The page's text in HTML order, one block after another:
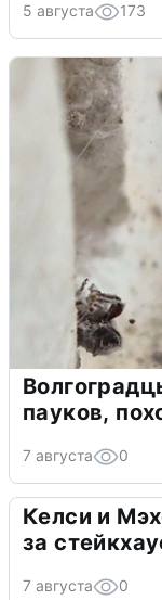
5 августа 173
пауков,
7 августа 0
Келси и
за
7 августа 0